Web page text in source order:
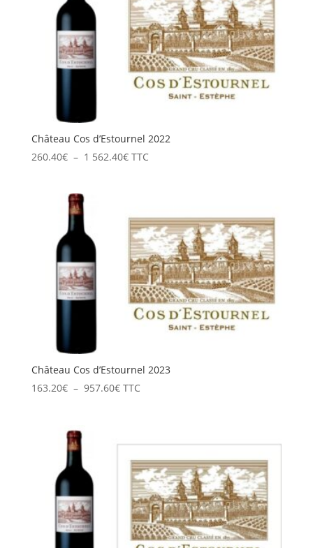
Château Cos d’Estournel 2022
260.40€ – 1 562.40€Plage
à
1
562.40€
TTC
Château Cos d’Estournel 2023
163.20€ – 957.60€Plage
957.60€
TTC